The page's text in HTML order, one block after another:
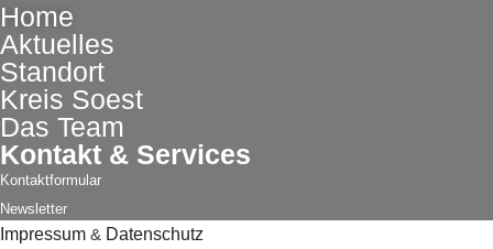
Home
Aktuelles
Standort
Kreis Soest
Das Team
Kontakt & Services
Kontaktformular
Newsletter
Impressum & Datenschutz